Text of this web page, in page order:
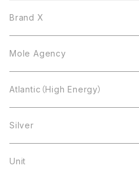
Brand X
Mole Agency
Atlantic（High Energy）
Silver
Unit